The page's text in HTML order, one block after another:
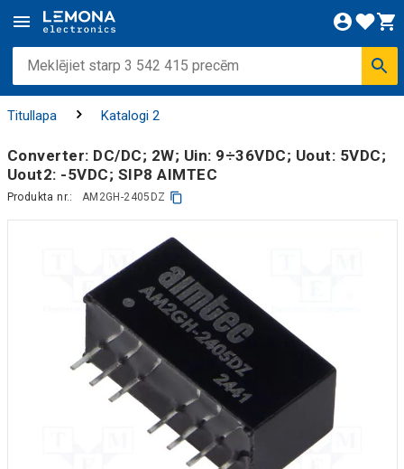
Titullapa Katalogi 2
Converter: DC/DC; 2W; Uin: 9÷36VDC; Uout: 5VDC;
Uout2: -5VDC; SIP8 AIMTEC
Produkta nr.: AM2GH-2405DZ